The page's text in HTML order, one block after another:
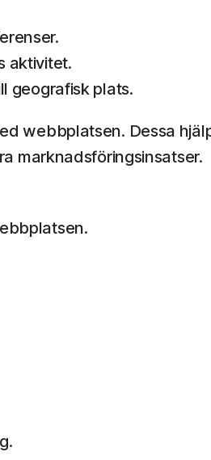
aktivitet.
geografisk plats.
webbplatsen. Dessa
marknadsföringsinsatser.